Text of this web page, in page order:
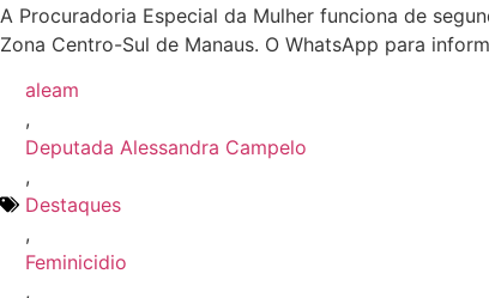
A Procuradoria Especial da Mulher funciona de
Zona Centro-Sul de Manaus. O WhatsApp para
aleam
,
Deputada Alessandra Campelo
,
Destaques
,
Feminicidio
,